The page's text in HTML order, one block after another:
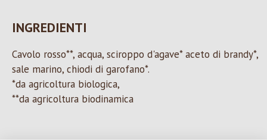
INGREDIENTI
Cavolo rosso**, acqua, sciroppo d'agave* aceto di brandy*,
sale marino, chiodi di garofano*.
*da agricoltura biologica,
**da agricoltura biodinamica